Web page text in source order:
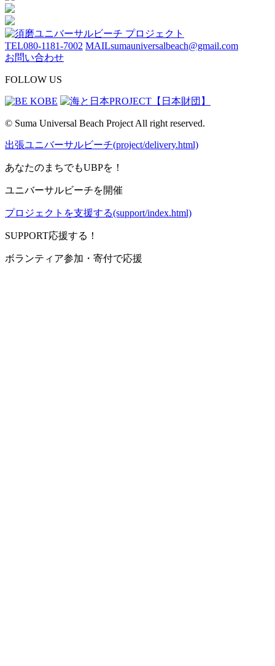
TEL080-1181-7002 MAILsumauniversalbeach@gmail.com
お問い合わせ
FOLLOW US
© Suma Universal Beach Project All right reserved.
出張ユニバーサルビーチ(project/delivery.html)
あなたのまちでもUBPを！
ユニバーサルビーチを開催
プロジェクトを支援する(support/index.html)
SUPPORT応援する！
ボランティア参加・寄付で応援